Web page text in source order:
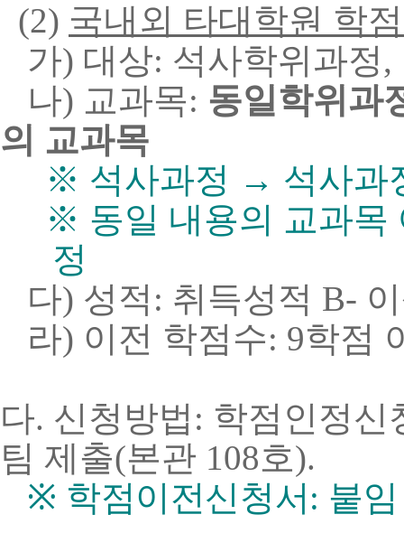
(2) 국내외 타대학원 학
가) 대상: 석사학위과정,
나) 교과목: 동일학위과
의 교과목
※ 석사과정 → 석사과
※ 동일 내용의 교과목
정
다) 성적: 취득성적 B-
라) 이전 학점수: 9학점
다. 신청방법: 학점인정
팀 제출(본관 108호).
※ 학점이전신청서: 붙임